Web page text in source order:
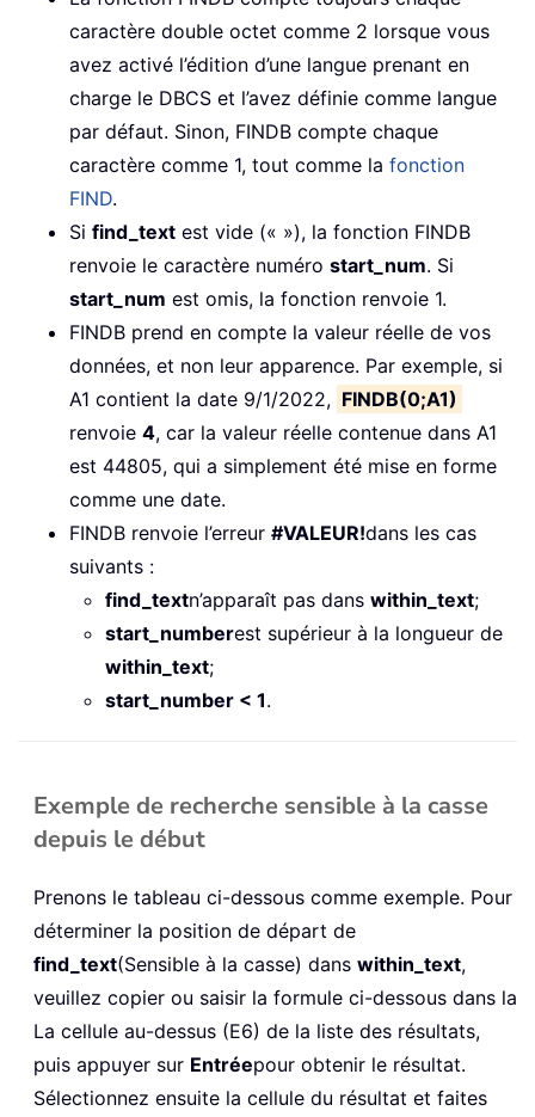
caractère double octet comme 2 lorsque vous
avez activé l’édition d’une langue prenant en
charge le DBCS et l’avez définie comme langue
par défaut. Sinon, FINDB compte chaque
caractère comme 1, tout comme la fonction
FIND.
Si find_text est vide (« »), la fonction FINDB
renvoie le caractère numéro start_num. Si
start_num est omis, la fonction renvoie 1.
FINDB prend en compte la valeur réelle de vos
données, et non leur apparence. Par exemple, si
A1 contient la date 9/1/2022, FINDB(0;A1)
renvoie 4, car la valeur réelle contenue dans A1
est 44805, qui a simplement été mise en forme
comme une date.
FINDB renvoie l’erreur #VALEUR!dans les cas
suivants :
find_textn’apparaît pas dans within_text;
start_numberest supérieur à la longueur de
within_text;
start_number < 1.
Exemple de recherche sensible à la casse
depuis le début
Prenons le tableau ci-dessous comme exemple. Pour
déterminer la position de départ de
find_text(Sensible à la casse) dans within_text,
veuillez copier ou saisir la formule ci-dessous dans la
La cellule au-dessus (E6) de la liste des résultats,
puis appuyer sur Entréepour obtenir le résultat.
Sélectionnez ensuite la cellule du résultat et faites